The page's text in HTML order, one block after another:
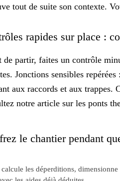
tout de suite son contexte.
rapides sur place :
de partir, faites un contrôle
Jonctions sensibles
aux raccords et aux trappes.
notre article sur les ponts
le chantier pendant
les déperditions, dimensionne